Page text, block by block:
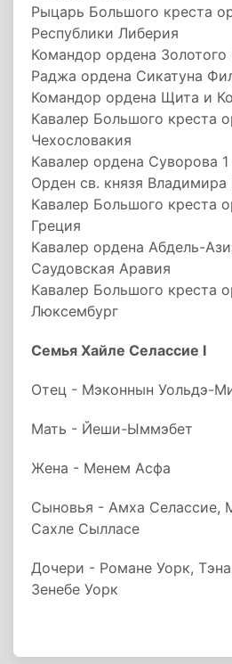
Рыцарь Большого креста
Республики Либерия
Командор ордена
Раджа ордена Сикатуна
Командор ордена Щита и
Кавалер Большого креста
Чехословакия
Кавалер ордена Суворова
Орден св. князя
Кавалер Большого креста
Греция
Кавалер ордена Абдель-
Саудовская Аравия
Кавалер Большого креста
Люксембург
Семья Хайле Селассие I
Отец - Мэконнын Уольдэ-
Мать - Йеши-Ыммэбет
Жена - Менем Асфа
Сыновья - Амха Селассие,
Сахле Сылласе
Дочери - Романе Уорк,
Зенебе Уорк